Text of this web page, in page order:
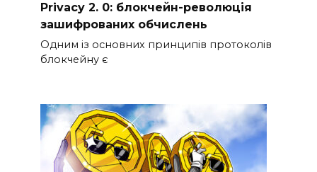
Privacy 2. 0: блокчейн-революція
зашифрованих обчислень
Одним із основних принципів протоколів
блокчейну є